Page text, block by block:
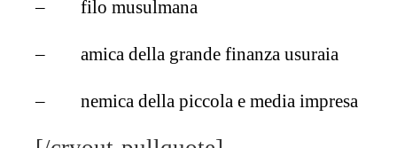
– filo musulmana
– amica della grande finanza usuraia
– nemica della piccola e media impresa